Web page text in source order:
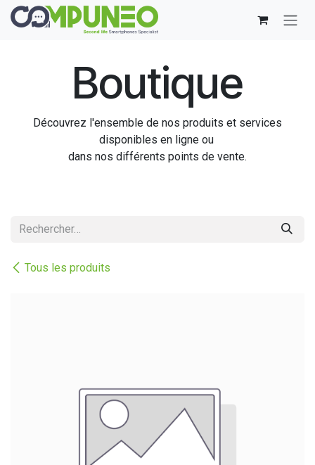
Se rendre au contenu
Boutique
Découvrez l'ensemble de nos produits et services
disponibles en ligne ou
dans nos différents points de vente.
Tous les produits